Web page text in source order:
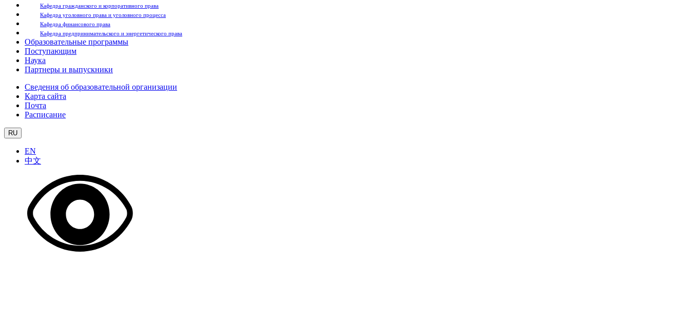
Кафедра гражданского и корпоративного права
Кафедра уголовного права и уголовного процесса
Кафедра финансового права
Кафедра предпринимательского и энергетического права
Образовательные программы
Поступающим
Наука
Партнеры и выпускники
Сведения об образовательной организации
Карта сайта
Почта
Расписание
RU
EN
中文